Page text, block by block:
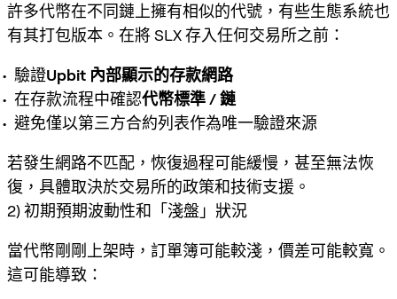
許多代幣在不同鏈上擁有相似的代號，有些生態系統也
有其打包版本。在將 SLX 存入任何交易所之前：
驗證Upbit 內部顯示的存款網路
在存款流程中確認代幣標準 / 鏈
避免僅以第三方合約列表作為唯一驗證來源
若發生網路不匹配，恢復過程可能緩慢，甚至無法恢
復，具體取決於交易所的政策和技術支援。
2) 初期預期波動性和「淺盤」狀況
當代幣剛剛上架時，訂單簿可能較淺，價差可能較寬。
這可能導致：